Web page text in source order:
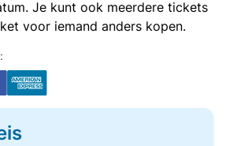
Je kunt ook meerdere tickets
voor iemand anders kopen.